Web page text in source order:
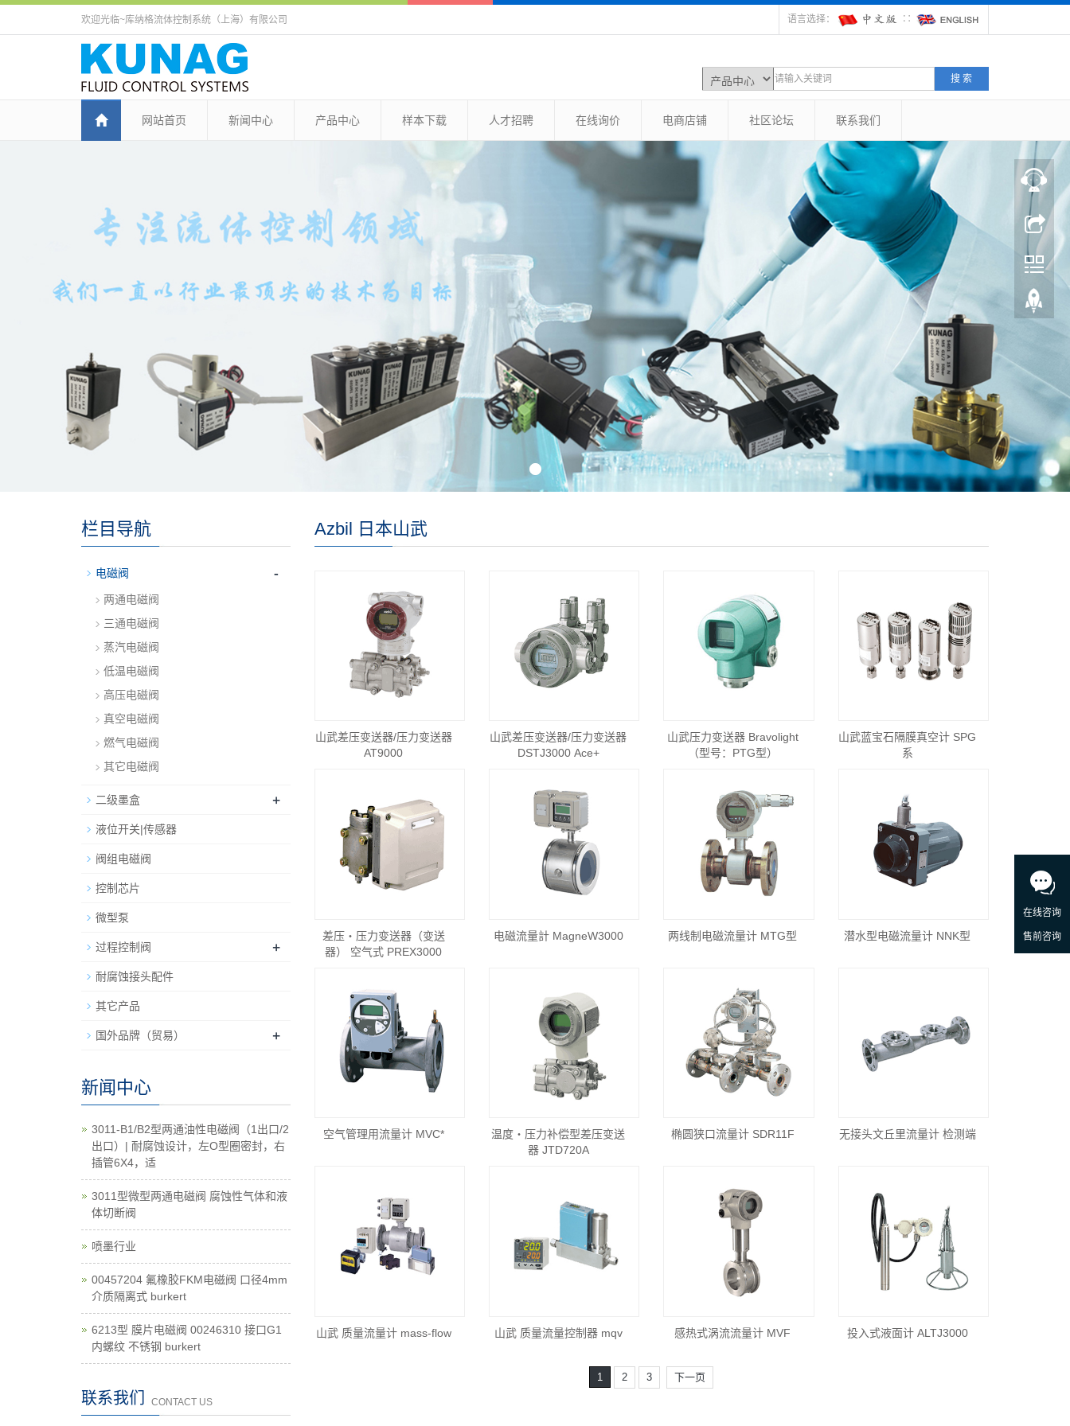
欢迎光临~库纳格流体控制系统（上海）有限公司 语言选择： ∷
搜 索
网站首页 新闻中心 产品中心 样本下载 人才招聘 在线询价 电商店铺 社区论坛 联系我们
Azbil 日本山武
山武差压变送器/压力变送器
AT9000
山武差压变送器/压力变送器
DSTJ3000 Ace+
山武压力变送器 Bravolight
（型号：PTG型）
山武蓝宝石隔膜真空计 SPG
系
差压・压力变送器（变送
器） 空气式 PREX3000
电磁流量計 MagneW3000 两线制电磁流量计 MTG型 潜水型电磁流量计 NNK型
空气管理用流量计 MVC*
温度・压力补偿型差压变送
器 JTD720A
椭圆狭口流量计 SDR11F 无接头文丘里流量计 检测端
山武 质量流量计 mass-flow 山武 质量流量控制器 mqv 感热式涡流流量计 MVF 投入式液面计 ALTJ3000
1 2 3 下一页
栏目导航
电磁阀 -
两通电磁阀
三通电磁阀
蒸汽电磁阀
低温电磁阀
高压电磁阀
真空电磁阀
燃气电磁阀
其它电磁阀
二级墨盒 +
液位开关|传感器
阀组电磁阀
控制芯片
微型泵
过程控制阀 +
耐腐蚀接头配件
其它产品
国外品牌（贸易） +
新闻中心
3011-B1/B2型两通油性电磁阀（1出口/2
出口）| 耐腐蚀设计，左O型圈密封，右
插管6X4，适
3011型微型两通电磁阀 腐蚀性气体和液
体切断阀
喷墨行业
00457204 氟橡胶FKM电磁阀 口径4mm
介质隔离式 burkert
6213型 膜片电磁阀 00246310 接口G1
内螺纹 不锈钢 burkert
联系我们 CONTACT US